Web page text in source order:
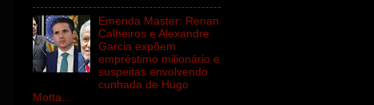
Emenda Master: Renan
Calheiros e Alexandre
Garcia expõem
empréstimo milionário e
suspeitas envolvendo
cunhada de Hugo
Motta…